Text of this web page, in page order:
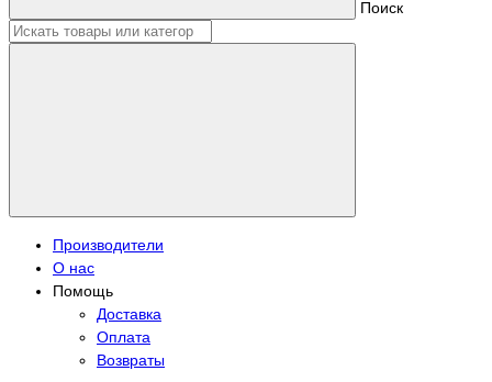
Поиск
Производители
О нас
Помощь
Доставка
Оплата
Возвраты